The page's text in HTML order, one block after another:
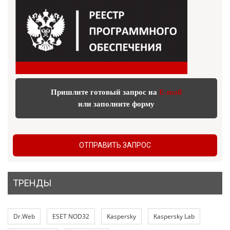
Пришлите готовый запрос на E-mail
или заполните форму
ОТПРАВИТЬ ЗАПРОС
ТРЕНДЫ
Dr.Web ESET NOD32 Kaspersky Kaspersky Lab